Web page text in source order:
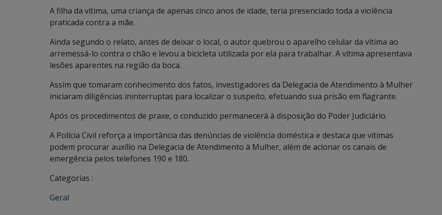
A filha da vítima, uma criança de apenas cinco anos de idade, teria presenciado toda a violência
praticada contra a mãe.
Ainda segundo o relato, antes de deixar o local, o autor quebrou o aparelho celular da vítima ao
arremessá-lo contra o chão e levou a bicicleta utilizada por ela para trabalhar. A vítima apresentava
lesões aparentes na região da boca.
Assim que tomaram conhecimento dos fatos, investigadores da Delegacia de Atendimento à Mulher
iniciaram diligências ininterruptas para localizar o suspeito, efetuando sua prisão em flagrante.
Após os procedimentos de praxe, o conduzido permanecerá à disposição do Poder Judiciário.
A Polícia Civil reforça a importância das denúncias de violência doméstica e destaca que vítimas
podem procurar auxílio na Delegacia de Atendimento à Mulher, além de acionar os canais de
emergência pelos telefones 190 e 180.
Categorias :
Geral